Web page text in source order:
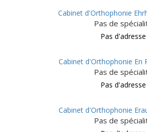
Cabinet d'Orthophonie
Pas de
Pas d'adresse
Cabinet d'Orthophonie En
Pas de
Pas d'adresse
Cabinet d'Orthophonie
Pas de